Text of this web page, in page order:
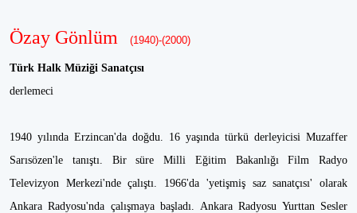
Özay Gönlüm (1940)-(2000)
Türk Halk Müziği Sanatçısı
derlemeci
1940 yılında Erzincan'da doğdu. 16 yaşında türkü derleyicisi Muzaffer
Sarısözen'le tanıştı. Bir süre Milli Eğitim Bakanlığı Film Radyo
Televizyon Merkezi'nde çalıştı. 1966'da 'yetişmiş saz sanatçısı' olarak
Ankara Radyosu'nda çalışmaya başladı. Ankara Radyosu Yurttan Sesler